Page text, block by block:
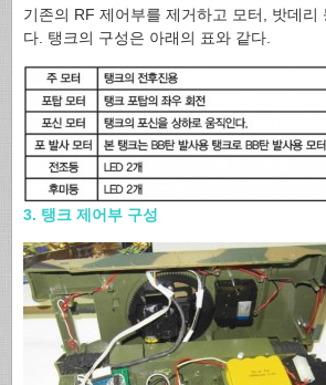
기존의 RF 제어부를 제거하고 모터, 밧데리
다. 탱크의 구성은 아래의 표와 같다.
3. 탱크 제어부 구성